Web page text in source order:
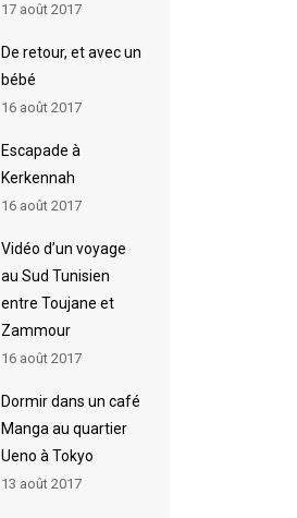
17 août 2017
De retour, et avec un
bébé
16 août 2017
Escapade à
Kerkennah
16 août 2017
Vidéo d’un voyage
au Sud Tunisien
entre Toujane et
Zammour
16 août 2017
Dormir dans un café
Manga au quartier
Ueno à Tokyo
13 août 2017